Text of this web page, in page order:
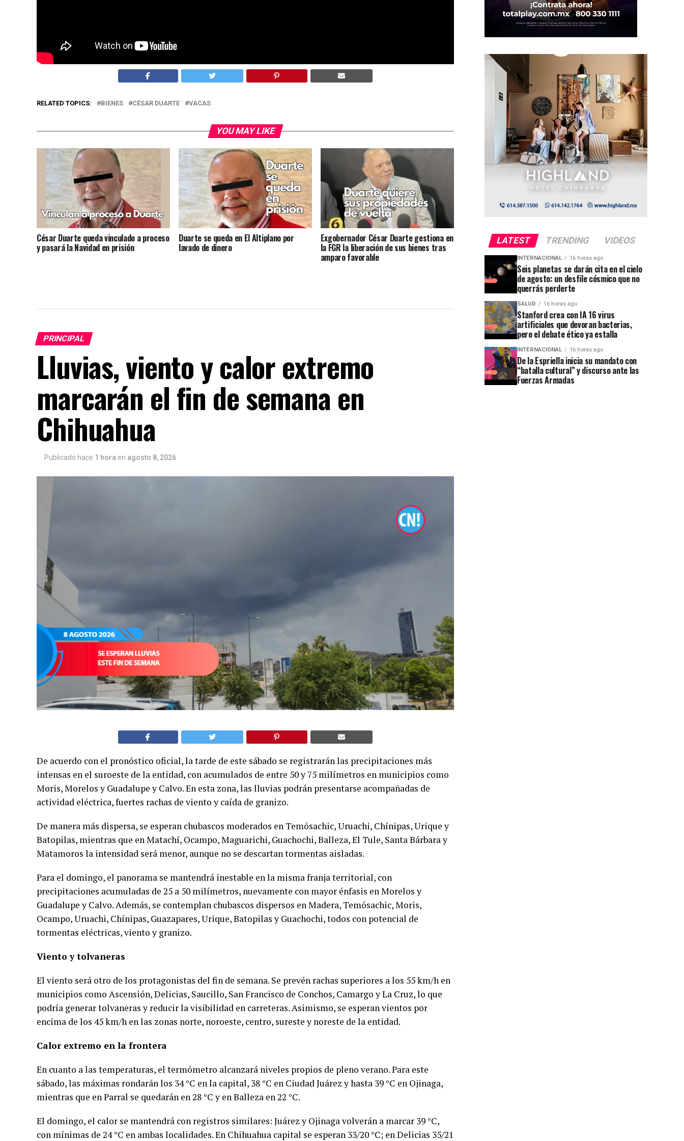
El Jiribillo cuenta el chisme de que a Duarte le tienen que devolver sus ranchos ¿será?
RELATED TOPICS: BIENES CÉSAR DUARTE VACAS
YOU MAY LIKE
César Duarte queda vinculado a proceso
y pasará la Navidad en prisión
Duarte se queda en El Altiplano por
lavado de dinero
Exgobernador César Duarte gestiona en
la FGR la liberación de sus bienes tras
amparo favorable
PRINCIPAL
Lluvias, viento y calor extremo
marcarán el fin de semana en
Chihuahua
Publicado hace 1 hora en agosto 8, 2026
De acuerdo con el pronóstico oficial, la tarde de este sábado se registrarán las precipitaciones más
intensas en el suroeste de la entidad, con acumulados de entre 50 y 75 milímetros en municipios como
Moris, Morelos y Guadalupe y Calvo. En esta zona, las lluvias podrán presentarse acompañadas de
actividad eléctrica, fuertes rachas de viento y caída de granizo.
De manera más dispersa, se esperan chubascos moderados en Temósachic, Uruachi, Chínipas, Urique y
Batopilas, mientras que en Matachí, Ocampo, Maguarichi, Guachochi, Balleza, El Tule, Santa Bárbara y
Matamoros la intensidad será menor, aunque no se descartan tormentas aisladas.
Para el domingo, el panorama se mantendrá inestable en la misma franja territorial, con
precipitaciones acumuladas de 25 a 50 milímetros, nuevamente con mayor énfasis en Morelos y
Guadalupe y Calvo. Además, se contemplan chubascos dispersos en Madera, Temósachic, Moris,
Ocampo, Uruachi, Chínipas, Guazapares, Urique, Batopilas y Guachochi, todos con potencial de
tormentas eléctricas, viento y granizo.
Viento y tolvaneras
El viento será otro de los protagonistas del fin de semana. Se prevén rachas superiores a los 55 km/h en
municipios como Ascensión, Delicias, Saucillo, San Francisco de Conchos, Camargo y La Cruz, lo que
podría generar tolvaneras y reducir la visibilidad en carreteras. Asimismo, se esperan vientos por
encima de los 45 km/h en las zonas norte, noroeste, centro, sureste y noreste de la entidad.
Calor extremo en la frontera
En cuanto a las temperaturas, el termómetro alcanzará niveles propios de pleno verano. Para este
sábado, las máximas rondarán los 34 °C en la capital, 38 °C en Ciudad Juárez y hasta 39 °C en Ojinaga,
mientras que en Parral se quedarán en 28 °C y en Balleza en 22 °C.
El domingo, el calor se mantendrá con registros similares: Juárez y Ojinaga volverán a marcar 39 °C,
con mínimas de 24 °C en ambas localidades. En Chihuahua capital se esperan 33/20 °C; en Delicias 35/21
LATEST TRENDING VIDEOS
INTERNACIONAL 16 horas ago
Seis planetas se darán cita en el cielo
de agosto: un desfile cósmico que no
querrás perderte
SALUD 16 horas ago
Stanford crea con IA 16 virus
artificiales que devoran bacterias,
pero el debate ético ya estalla
INTERNACIONAL 16 horas ago
De la Espriella inicia su mandato con
“batalla cultural” y discurso ante las
Fuerzas Armadas